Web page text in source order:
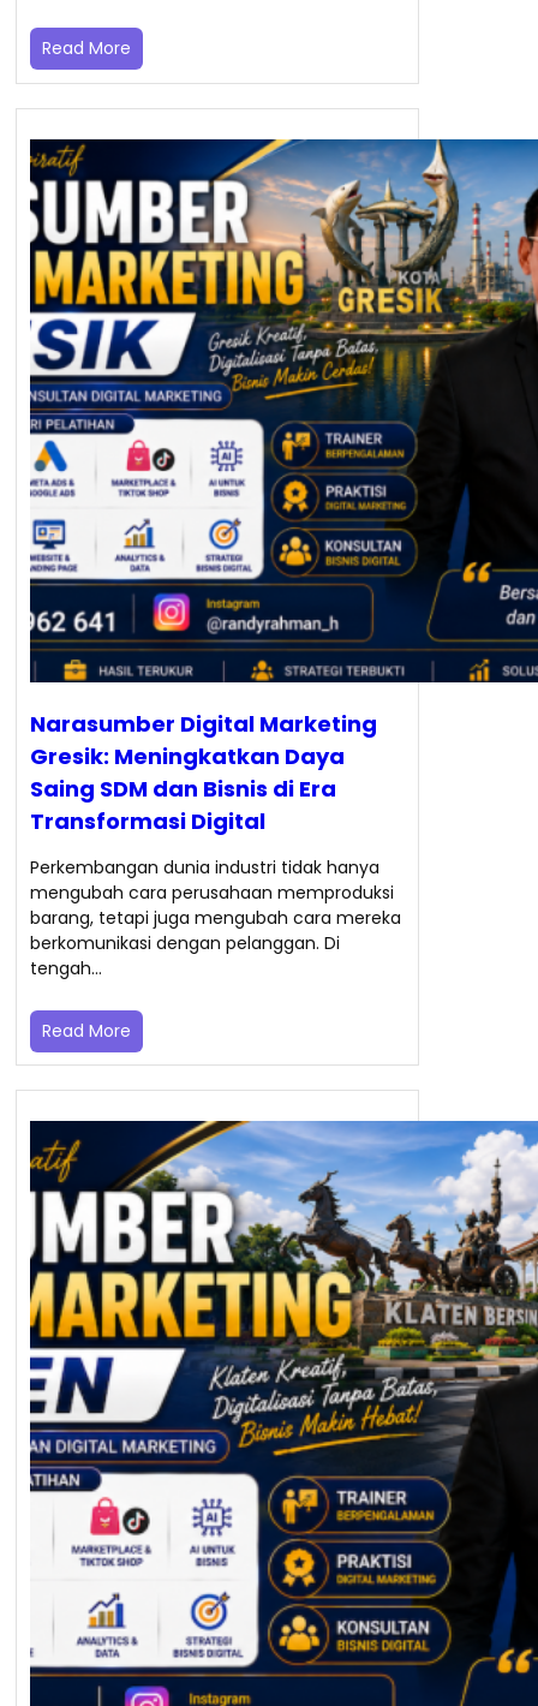
Read More
Narasumber Digital Marketing
Gresik: Meningkatkan Daya
Saing SDM dan Bisnis di Era
Transformasi Digital
Perkembangan dunia industri tidak hanya
mengubah cara perusahaan memproduksi
barang, tetapi juga mengubah cara mereka
berkomunikasi dengan pelanggan. Di
tengah…
Read More